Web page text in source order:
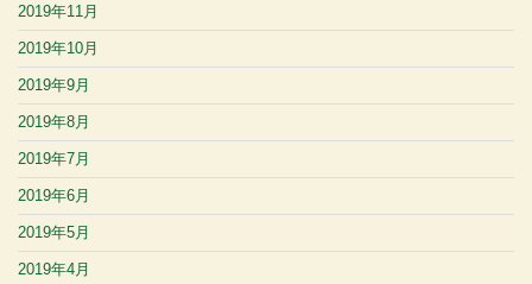
2019年11月
2019年10月
2019年9月
2019年8月
2019年7月
2019年6月
2019年5月
2019年4月